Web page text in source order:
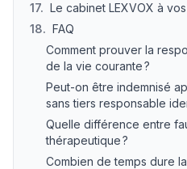
17. Le cabinet LEXVOX à
18. FAQ
Comment prouver la
de la vie courante ?
Peut-on être indemnisé
sans tiers responsable
Quelle différence entre
thérapeutique ?
Combien de temps dure